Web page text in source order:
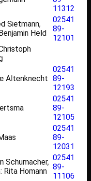
11312
Sietmann,
Held
02541
89-
12101
Altenknecht
02541
89-
12193
02541
89-
12105
02541
89-
12031
Schumacher,
Rita Homann
02541
89-
11106